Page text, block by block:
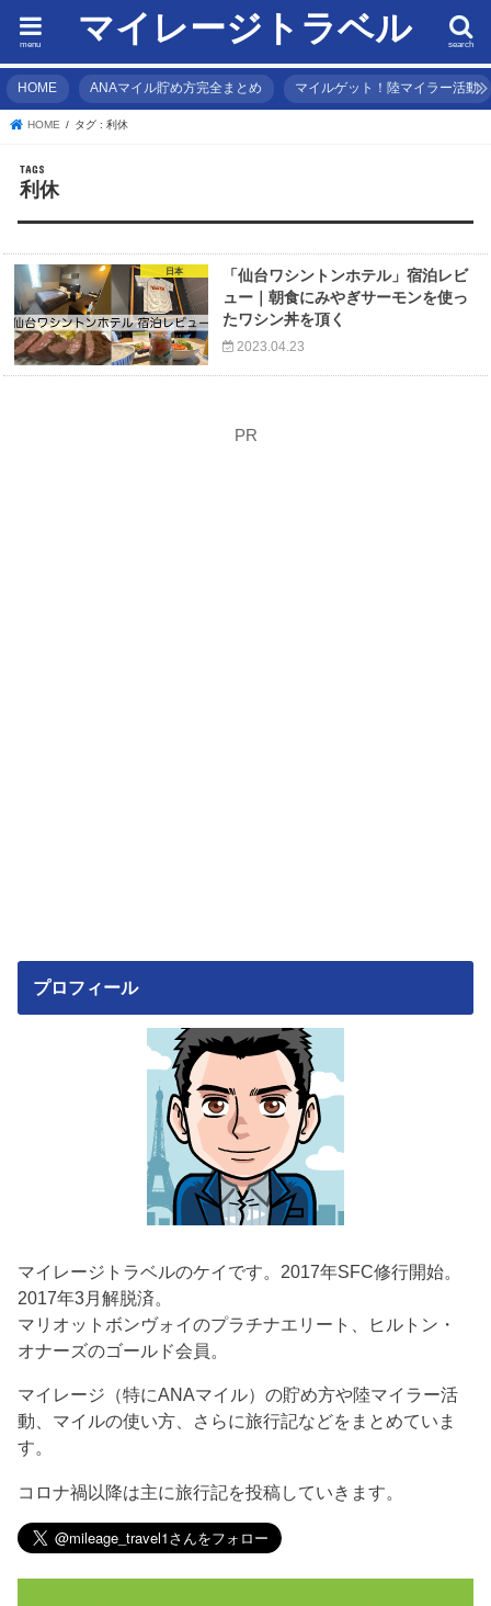
マイレージトラベル search
menu
HOME ANAマイル貯め方完全まとめ マイルゲット！陸マイラー活動
HOME タグ : 利休
利休
日本
「仙台ワシントンホテル」宿泊レビ
ュー｜朝食にみやぎサーモンを使っ
たワシン丼を頂く
2023.04.23
PR
プロフィール
マイレージトラベルのケイです。2017年SFC修行開始。
2017年3月解脱済。
マリオットボンヴォイのプラチナエリート、ヒルトン・
オナーズのゴールド会員。
マイレージ（特にANAマイル）の貯め方や陸マイラー活
動、マイルの使い方、さらに旅行記などをまとめていま
す。
コロナ禍以降は主に旅行記を投稿していきます。